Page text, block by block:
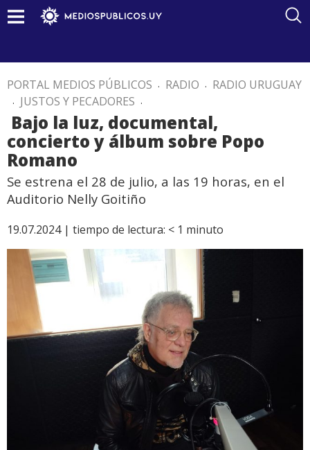
PORTAL MEDIOS PÚBLICOS . RADIO . RADIO URUGUAY
. JUSTOS Y PECADORES .
Bajo la luz, documental,
concierto y álbum sobre Popo
Romano
Se estrena el 28 de julio, a las 19 horas, en el
Auditorio Nelly Goitiño
19.07.2024 | tiempo de lectura: < 1 minuto